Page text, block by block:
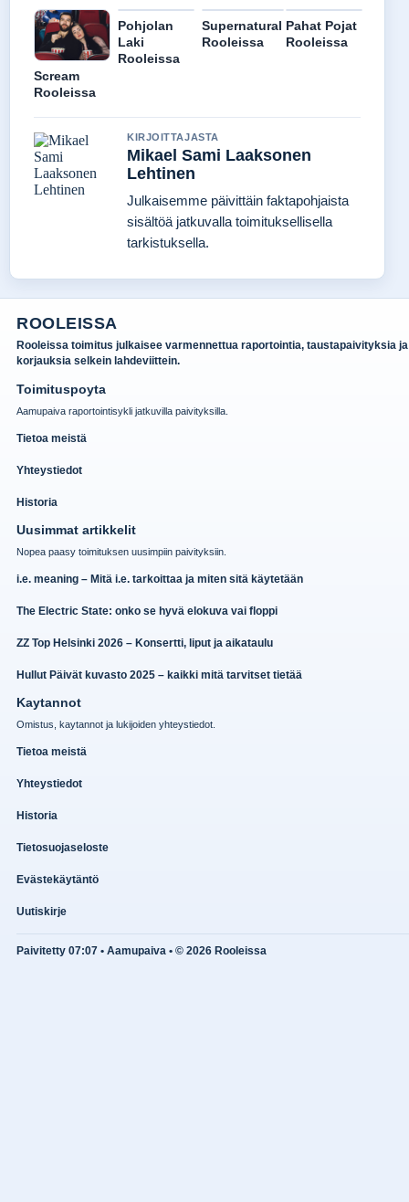
Scream
Rooleissa
Pohjolan
Laki
Rooleissa
Supernatural
Rooleissa
Pahat Pojat
Rooleissa
KIRJOITTAJASTA
Mikael Sami Laaksonen
Lehtinen
Julkaisemme päivittäin faktapohjaista
sisältöä jatkuvalla toimituksellisella
tarkistuksella.
ROOLEISSA
Rooleissa toimitus julkaisee varmennettua raportointia, taustapaivityksia ja
korjauksia selkein lahdeviittein.
Toimituspoyta
Aamupaiva raportointisykli jatkuvilla paivityksilla.
Tietoa meistä
Yhteystiedot
Historia
Uusimmat artikkelit
Nopea paasy toimituksen uusimpiin paivityksiin.
i.e. meaning – Mitä i.e. tarkoittaa ja miten sitä käytetään
The Electric State: onko se hyvä elokuva vai floppi
ZZ Top Helsinki 2026 – Konsertti, liput ja aikataulu
Hullut Päivät kuvasto 2025 – kaikki mitä tarvitset tietää
Kaytannot
Omistus, kaytannot ja lukijoiden yhteystiedot.
Tietoa meistä
Yhteystiedot
Historia
Tietosuojaseloste
Evästekäytäntö
Uutiskirje
Paivitetty 07:07 • Aamupaiva • © 2026 Rooleissa